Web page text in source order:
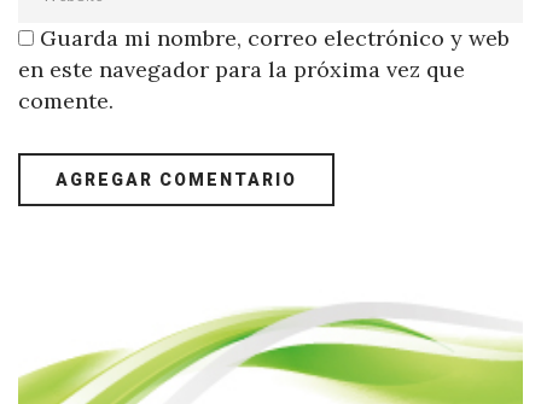
Guarda mi nombre, correo electrónico y web
en este navegador para la próxima vez que
comente.